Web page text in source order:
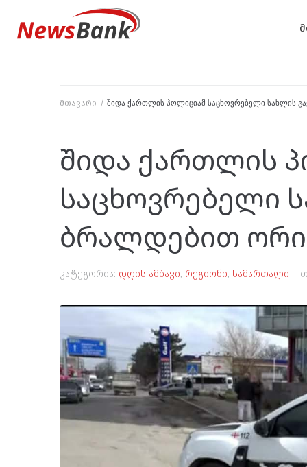
მთავარი / შიდა ქართლის პოლიციამ საცხოვრებელი სახლის
შიდა ქართლის
საცხოვრებელი
ბრალდებით ორი
კატეგორია: დღის ამბავი, რეგიონი, სამართალი